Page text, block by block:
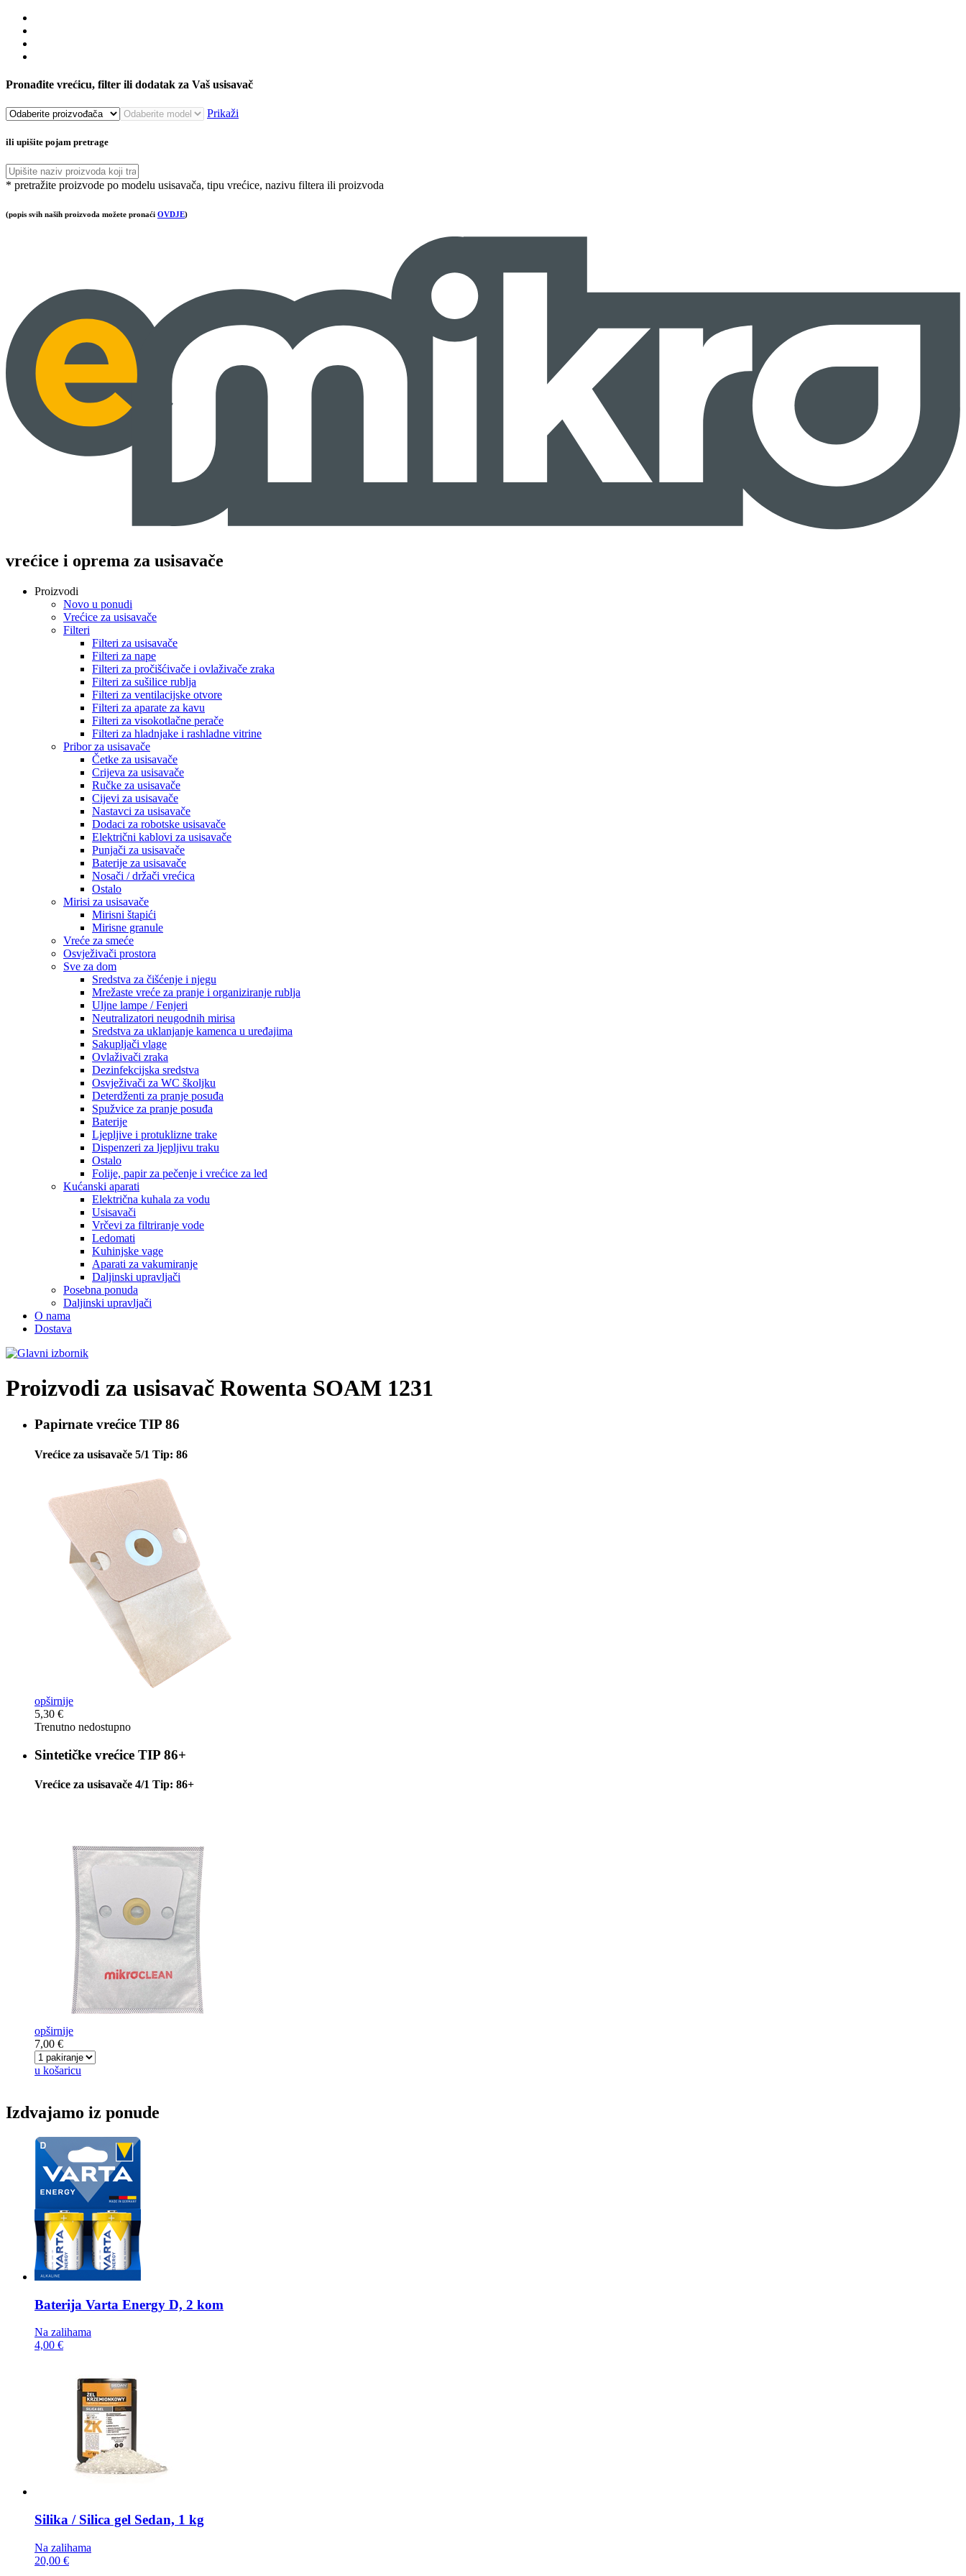
Pronađite vrećicu, filter ili dodatak za Vaš usisavač
Prikaži
ili upišite pojam pretrage
* pretražite proizvode po modelu usisavača, tipu vrećice, nazivu filtera ili proizvoda
(popis svih naših proizvoda možete pronaći OVDJE)
vrećice i oprema za usisavače
Proizvodi
Novo u ponudi
Vrećice za usisavače
Filteri
Filteri za usisavače
Filteri za nape
Filteri za pročišćivače i ovlaživače zraka
Filteri za sušilice rublja
Filteri za ventilacijske otvore
Filteri za aparate za kavu
Filteri za visokotlačne perače
Filteri za hladnjake i rashladne vitrine
Pribor za usisavače
Četke za usisavače
Crijeva za usisavače
Ručke za usisavače
Cijevi za usisavače
Nastavci za usisavače
Dodaci za robotske usisavače
Električni kablovi za usisavače
Punjači za usisavače
Baterije za usisavače
Nosači / držači vrećica
Ostalo
Mirisi za usisavače
Mirisni štapići
Mirisne granule
Vreće za smeće
Osvježivači prostora
Sve za dom
Sredstva za čišćenje i njegu
Mrežaste vreće za pranje i organiziranje rublja
Uljne lampe / Fenjeri
Neutralizatori neugodnih mirisa
Sredstva za uklanjanje kamenca u uređajima
Sakupljači vlage
Ovlaživači zraka
Dezinfekcijska sredstva
Osvježivači za WC školjku
Deterdženti za pranje posuđa
Spužvice za pranje posuđa
Baterije
Ljepljive i protuklizne trake
Dispenzeri za ljepljivu traku
Ostalo
Folije, papir za pečenje i vrećice za led
Kućanski aparati
Električna kuhala za vodu
Usisavači
Vrčevi za filtriranje vode
Ledomati
Kuhinjske vage
Aparati za vakumiranje
Daljinski upravljači
Posebna ponuda
Daljinski upravljači
O nama
Dostava
Proizvodi za usisavač Rowenta SOAM 1231
Papirnate vrećice TIP 86
Vrećice za usisavače 5/1 Tip: 86
opširnije
5,30 €
Trenutno nedostupno
Sintetičke vrećice TIP 86+
Vrećice za usisavače 4/1 Tip: 86+
opširnije
7,00 €
u košaricu
Izdvajamo iz ponude
Baterija Varta Energy D, 2 kom
Na zalihama
4,00 €
Silika / Silica gel Sedan, 1 kg
Na zalihama
20,00 €